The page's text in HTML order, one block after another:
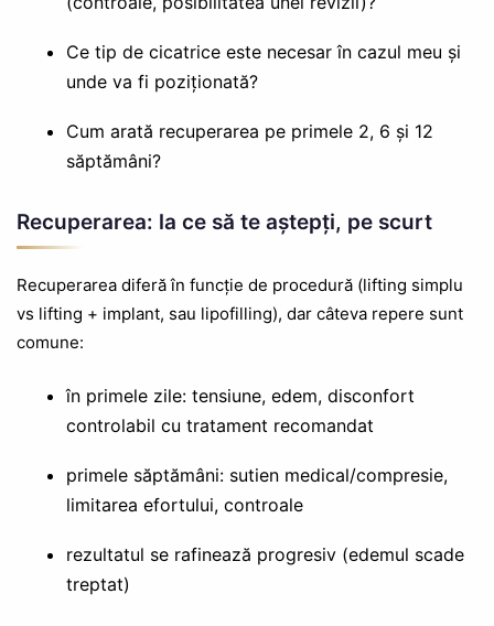
Ce tip de cicatrice este necesar în cazul meu și
unde va fi poziționată?
Cum arată recuperarea pe primele 2, 6 și 12
săptămâni?
Recuperarea: la ce să te aștepți, pe scurt
Recuperarea diferă în funcție de procedură (lifting simplu
vs lifting + implant, sau lipofilling), dar câteva repere sunt
comune:
în primele zile: tensiune, edem, disconfort
controlabil cu tratament recomandat
primele săptămâni: sutien medical/compresie,
limitarea efortului, controale
rezultatul se rafinează progresiv (edemul scade
treptat)